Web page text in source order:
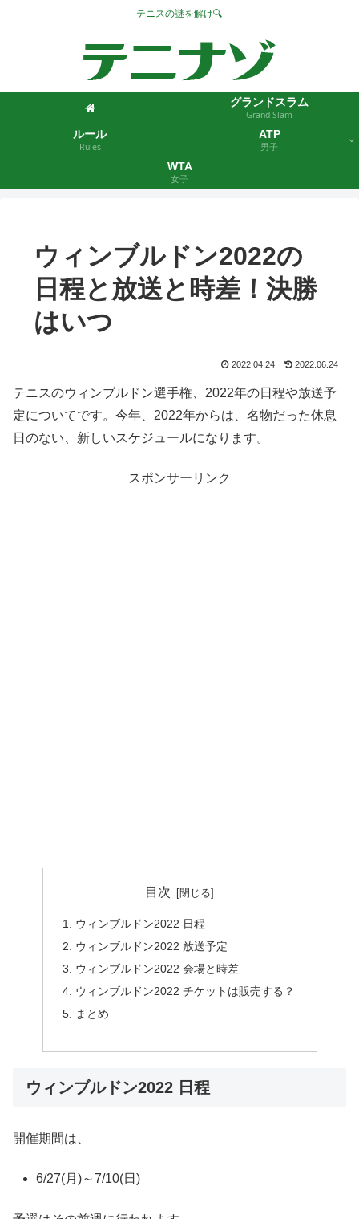
テニスの謎を解け🔍
グランドスラム
Grand Slam
ルール
Rules
ATP
男子
WTA
女子
ウィンブルドン2022の
日程と放送と時差！決勝
はいつ
2022.04.24 2022.06.24
テニスのウィンブルドン選手権、2022年の日程や放送予
定についてです。今年、2022年からは、名物だった休息
日のない、新しいスケジュールになります。
スポンサーリンク
目次
ウィンブルドン2022 日程
ウィンブルドン2022 放送予定
ウィンブルドン2022 会場と時差
ウィンブルドン2022 チケットは販売する？
まとめ
ウィンブルドン2022 日程
開催期間は、
6/27(月)～7/10(日)